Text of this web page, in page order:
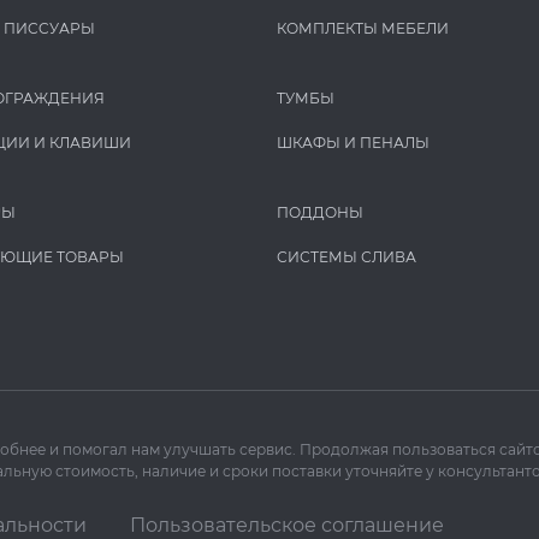
И КЛАВИШИ
ТОВАРЫ
КОМПЛЕКТЫ МЕБЕЛИ
ТУМБЫ
ШКАФЫ И ПЕНАЛЫ
ПОДДОНЫ
СИСТЕМЫ СЛИВА
и помогал нам улучшать сервис. Продолжая пользоваться
стоимость, наличие и сроки поставки уточняйте у
Пользовательское соглашение